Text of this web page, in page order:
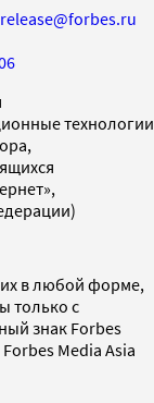
технологии
в любой форме,
только с
знак Forbes
Media Asia